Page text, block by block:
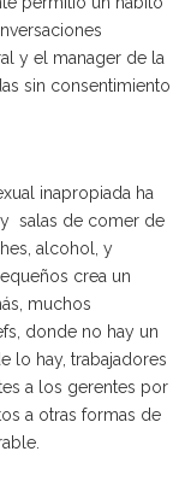
y el manager de la
sin consentimiento
inapropiada ha
salas de comer de
alcohol, y
crea un
muchos
donde no hay un
lo hay, trabajadores
a los gerentes por
a otras formas de